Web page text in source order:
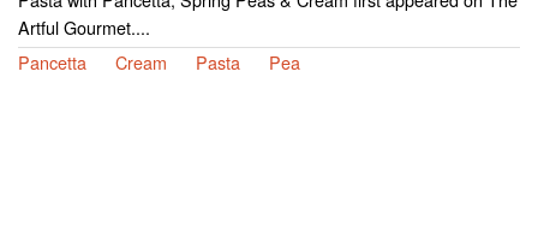
Artful Gourmet....
Pancetta
Cream Pasta Pea